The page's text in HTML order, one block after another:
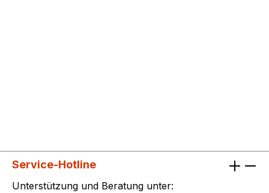
Service-Hotline
Unterstützung und Beratung unter: